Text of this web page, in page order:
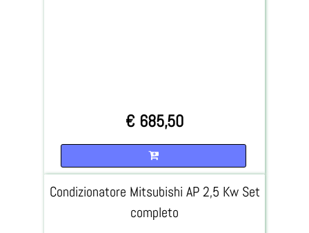
€ 685,50
Condizionatore Mitsubishi AP 2,5 Kw Set
completo